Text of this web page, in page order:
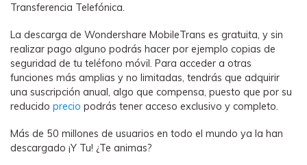
Transferencia Telefónica.
La descarga de Wondershare MobileTrans es gratuita, y sin
realizar pago alguno podrás hacer por ejemplo copias de
seguridad de tu teléfono móvil. Para acceder a otras
funciones más amplias y no limitadas, tendrás que adquirir
una suscripción anual, algo que compensa, puesto que por su
reducido precio podrás tener acceso exclusivo y completo.
Más de 50 millones de usuarios en todo el mundo ya la han
descargado ¡Y Tu! ¿Te animas?